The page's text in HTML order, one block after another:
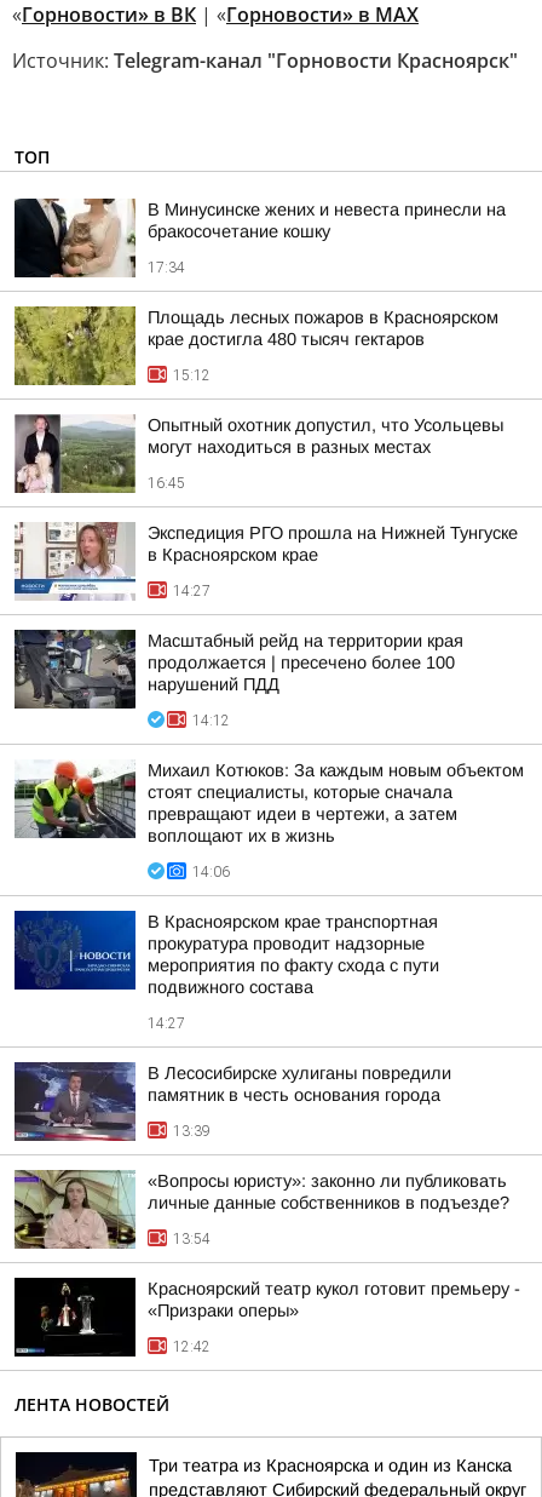
«Горновости» в ВК | «Горновости» в МАХ
Источник: Telegram-канал "Горновости Красноярск"
ТОП
В Минусинске жених и невеста принесли на
бракосочетание кошку
17:34
Площадь лесных пожаров в Красноярском
крае достигла 480 тысяч гектаров
15:12
Опытный охотник допустил, что Усольцевы
могут находиться в разных местах
16:45
Экспедиция РГО прошла на Нижней Тунгуске
в Красноярском крае
14:27
Масштабный рейд на территории края
продолжается | пресечено более 100
нарушений ПДД
14:12
Михаил Котюков: За каждым новым объектом
стоят специалисты, которые сначала
превращают идеи в чертежи, а затем
воплощают их в жизнь
14:06
В Красноярском крае транспортная
прокуратура проводит надзорные
мероприятия по факту схода с пути
подвижного состава
14:27
В Лесосибирске хулиганы повредили
памятник в честь основания города
13:39
«Вопросы юристу»: законно ли публиковать
личные данные собственников в подъезде?
13:54
Красноярский театр кукол готовит премьеру -
«Призраки оперы»
12:42
ЛЕНТА НОВОСТЕЙ
Три театра из Красноярска и один из Канска
представляют Сибирский федеральный округ